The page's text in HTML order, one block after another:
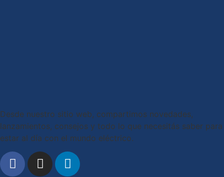
Desde nuestro sitio web, compartimos novedades,
lanzamientos, consejos y todo lo que necesitás saber para
estar al día con el mundo eléctrico.